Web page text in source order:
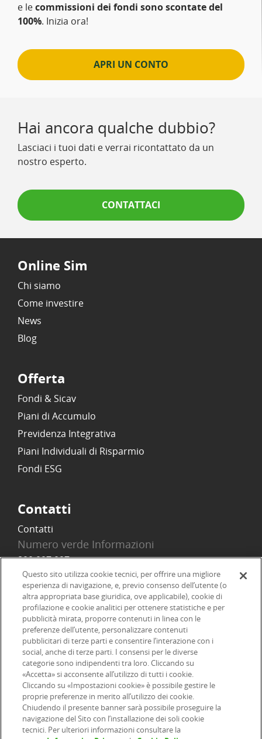
e lecommissioni dei fondi sono scontate del
100%. Inizia ora!
APRI UN CONTO
Hai ancora qualche dubbio?
Lasciaci i tuoi dati e verrai ricontattato da un
nostro esperto.
CONTATTACI
Online Sim
Chi siamo
Come investire
News
Blog
Offerta
Fondi & Sicav
Piani di Accumulo
Previdenza Integrativa
Piani Individuali di Risparmio
Fondi ESG
Contatti
Contatti
Numero verde Informazioni
800 097 097
Email
info@onlinesim.it
Social
©2026 Online SIM, società del gruppo bancario ERSEL - P.IVA
12927410154
Informazioni legali| Dichiarazione di accessibilità
Questo sito utilizza cookie tecnici, per offrire una migliore
esperienza di navigazione, e, previo consenso dell’utente (o
altra appropriata base giuridica, ove applicabile), cookie di
profilazione e cookie analitici per ottenere statistiche e per
pubblicità mirata, proporre contenuti in linea con le
preferenze dell’utente, personalizzare contenuti
pubblicitari di terze parti e consentire l’interazione con i
social, anche di terze parti. I consensi per le diverse
categorie sono indipendenti tra loro. Cliccando su
«Accetta» si acconsente all’utilizzo di tutti i cookie.
Cliccando su «Impostazioni cookie» è possibile gestire le
proprie preferenze in merito all’utilizzo dei cookie.
Chiudendo il presente banner sarà possibile proseguire la
navigazione del Sito con l’installazione dei soli cookie
tecnici. Per ulteriori informazioni consultare la